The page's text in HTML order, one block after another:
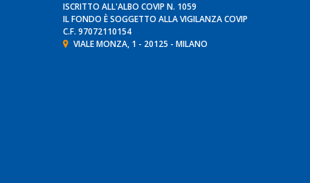
ISCRITTO ALL'ALBO COVIP N. 1059
IL FONDO È SOGGETTO ALLA VIGILANZACOVIP
C.F. 97072110154
VIALE MONZA, 1 - 20125 - MILANO